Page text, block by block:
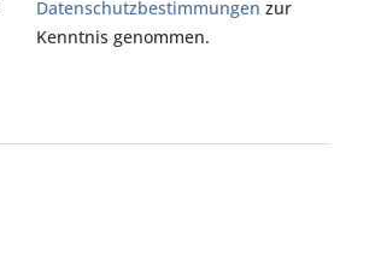
Datenschutzbestimmungen zur
Kenntnis genommen.